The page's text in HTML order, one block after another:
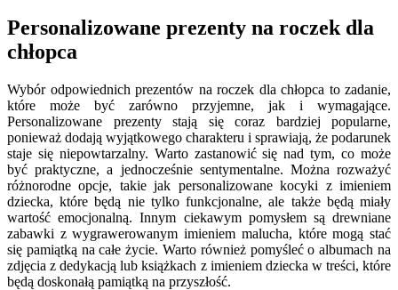
Personalizowane prezenty na roczek dla
chłopca
Wybór odpowiednich prezentów na roczek dla chłopca to zadanie,
które może być zarówno przyjemne, jak i wymagające.
Personalizowane prezenty stają się coraz bardziej popularne,
ponieważ dodają wyjątkowego charakteru i sprawiają, że podarunek
staje się niepowtarzalny. Warto zastanowić się nad tym, co może
być praktyczne, a jednocześnie sentymentalne. Można rozważyć
różnorodne opcje, takie jak personalizowane kocyki z imieniem
dziecka, które będą nie tylko funkcjonalne, ale także będą miały
wartość emocjonalną. Innym ciekawym pomysłem są drewniane
zabawki z wygrawerowanym imieniem malucha, które mogą stać
się pamiątką na całe życie. Warto również pomyśleć o albumach na
zdjęcia z dedykacją lub książkach z imieniem dziecka w treści, które
będą doskonałą pamiątką na przyszłość.